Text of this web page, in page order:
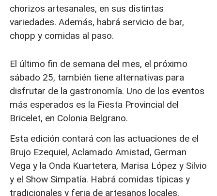
chorizos artesanales, en sus distintas
variedades. Además, habrá servicio de bar,
chopp y comidas al paso.
El último fin de semana del mes, el próximo
sábado 25, también tiene alternativas para
disfrutar de la gastronomía. Uno de los eventos
más esperados es la Fiesta Provincial del
Bricelet, en Colonia Belgrano.
Esta edición contará con las actuaciones de el
Brujo Ezequiel, Aclamado Amistad, German
Vega y la Onda Kuartetera, Marisa López y Silvio
y el Show Simpatía. Habrá comidas típicas y
tradicionales y feria de artesanos locales.